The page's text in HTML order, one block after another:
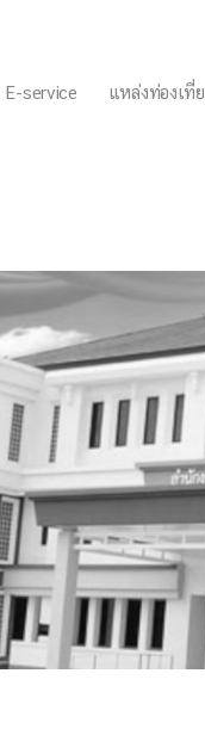
E-service แหล่งท่องเที่
มิชอบของ